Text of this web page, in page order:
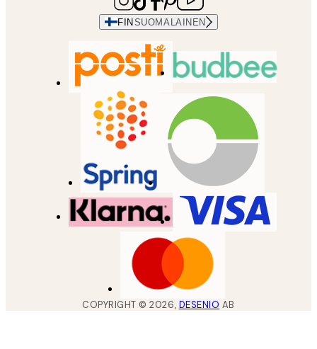
FINSUOMALAINEN
COPYRIGHT ©2026, DESENIO AB